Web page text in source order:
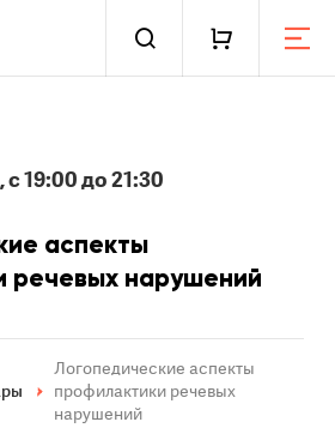
19:00 до 21:30
аспекты
речевых нарушений
Логопедические аспекты
профилактики речевых
нарушений